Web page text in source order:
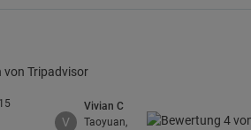
von Tripadvisor
V
Vivian C
Taoyuan,